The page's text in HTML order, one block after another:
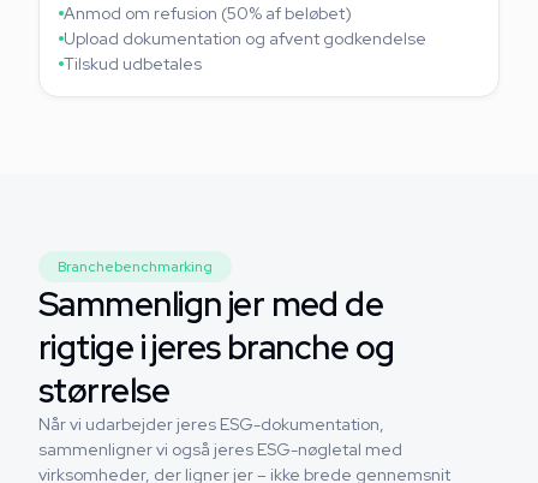
Anmod om refusion (50% af beløbet)
Upload dokumentation og afvent godkendelse
Tilskud udbetales
Branchebenchmarking
Sammenlign jer med de
rigtige i jeres branche og
størrelse
Når vi udarbejder jeres ESG-dokumentation,
sammenligner vi også jeres ESG-nøgletal med
virksomheder, der ligner jer – ikke brede gennemsnit